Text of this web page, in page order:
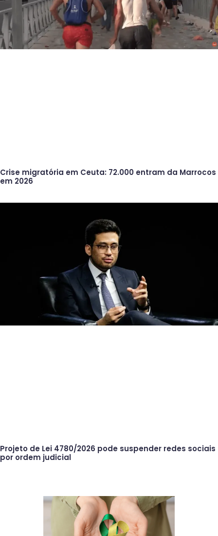
Crise migratória em Ceuta: 72.000 entram da Marrocos
em 2026
Projeto de Lei 4780/2026 pode suspender redes sociais
por ordem judicial